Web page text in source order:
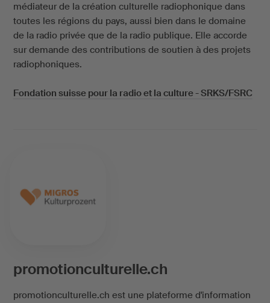
médiateur de la création culturelle radiophonique dans
toutes les régions du pays, aussi bien dans le domaine
de la radio privée que de la radio publique. Elle accorde
sur demande des contributions de soutien à des projets
radiophoniques.
Fondation suisse pour la radio et la culture - SRKS/FSRC
promotionculturelle.ch
promotionculturelle.ch est une plateforme d'information